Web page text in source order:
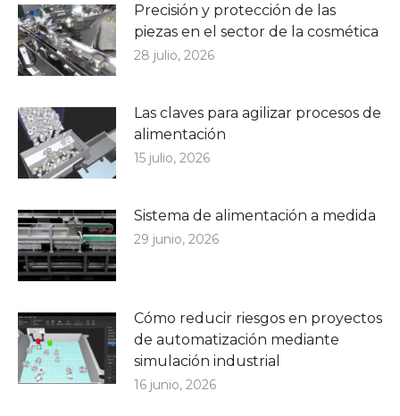
Precisión y protección de las
piezas en el sector de la cosmética
28 julio, 2026
Las claves para agilizar procesos de
alimentación
15 julio, 2026
Sistema de alimentación a medida
29 junio, 2026
Cómo reducir riesgos en proyectos
de automatización mediante
simulación industrial
16 junio, 2026